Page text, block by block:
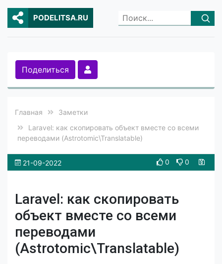
PODELITSA.RU
Поделиться
Главная
Заметки
Laravel: как скопировать объект вместе со всеми
переводами (Astrotomic\Translatable)
21-09-2022 0 0
Laravel: как скопировать
объект вместе со всеми
переводами
(Astrotomic\Translatable)